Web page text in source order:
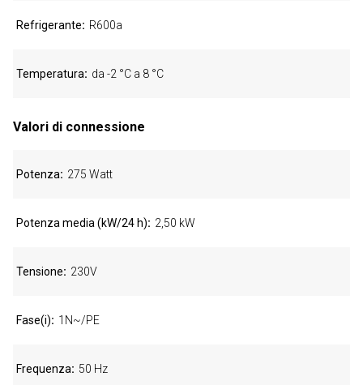
Refrigerante R600a
Temperatura da -2 °C a 8 °C
Valori di connessione
Potenza 275 Watt
Potenza media (kW/24 h) 2,50 kW
Tensione 230V
Fase(i) 1N~/PE
Frequenza 50 Hz